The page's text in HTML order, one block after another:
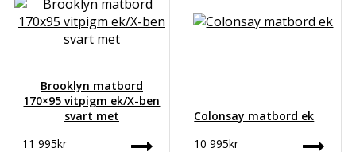
Brooklyn matbord
170×95 vitpigm ek/X-ben
svart met
11 995kr
Colonsay matbord ek
10 995kr